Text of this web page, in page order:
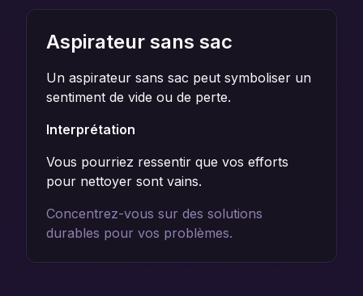
Aspirateur sans sac
Un aspirateur sans sac peut symboliser un
sentiment de vide ou de perte.
Interprétation
Vous pourriez ressentir que vos efforts
pour nettoyer sont vains.
Concentrez-vous sur des solutions
durables pour vos problèmes.